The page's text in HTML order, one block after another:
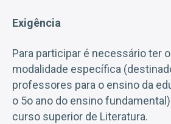
Exigência
Para participar é necessário ter
modalidade específica
professores para o ensino da
o 5o ano do ensino
curso superior de Literatura.